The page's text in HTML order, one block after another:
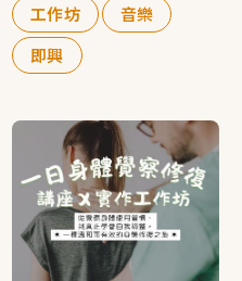
工作坊
音樂
即興